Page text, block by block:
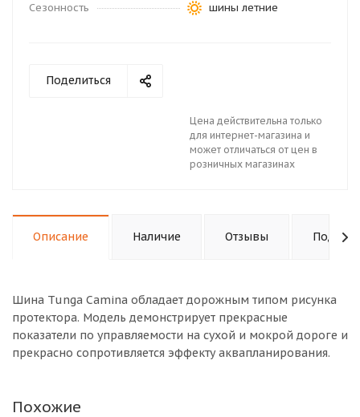
Сезонность
шины летние
Поделиться
Цена действительна только
для интернет-магазина и
может отличаться от цен в
розничных магазинах
Описание Наличие Отзывы
Шина Tunga Camina обладает дорожным типом рисунка
протектора. Модель демонстрирует прекрасные
показатели по управляемости на сухой и мокрой дороге и
прекрасно сопротивляется эффекту аквапланирования.
Похожие